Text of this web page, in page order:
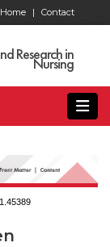
Contact
Home |
Research in
Nursing